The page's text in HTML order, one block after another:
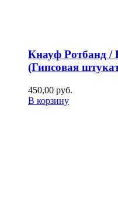
Кнауф Ротбанд /
(Гипсовая
450,00 руб.
В корзину